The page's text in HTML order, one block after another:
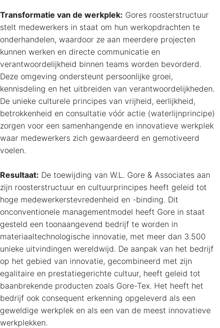
Transformatie van de werkplek: Gores roosterstructuur
stelt medewerkers in staat om hun werkopdrachten te
onderhandelen, waardoor ze aan meerdere projecten
kunnen werken en directe communicatie en
verantwoordelijkheid binnen teams worden bevorderd.
Deze omgeving ondersteunt persoonlijke groei,
kennisdeling en het uitbreiden van verantwoordelijkheden.
De unieke culturele principes van vrijheid, eerlijkheid,
betrokkenheid en consultatie vóór actie (waterlijnprincipe)
zorgen voor een samenhangende en innovatieve werkplek
waar medewerkers zich gewaardeerd en gemotiveerd
voelen.
Resultaat: De toewijding van W.L. Gore & Associates aan
zijn roosterstructuur en cultuurprincipes heeft geleid tot
hoge medewerkerstevredenheid en -binding. Dit
onconventionele managementmodel heeft Gore in staat
gesteld een toonaangevend bedrijf te worden in
materiaaltechnologische innovatie, met meer dan 3.500
unieke uitvindingen wereldwijd. De aanpak van het bedrijf
op het gebied van innovatie, gecombineerd met zijn
egalitaire en prestatiegerichte cultuur, heeft geleid tot
baanbrekende producten zoals Gore-Tex. Het heeft het
bedrijf ook consequent erkenning opgeleverd als een
geweldige werkplek en als een van de meest innovatieve
werkplekken.